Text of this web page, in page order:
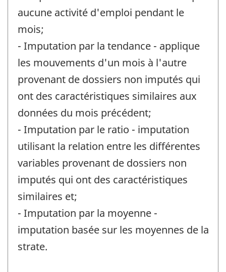
aucune activité d'emploi pendant le
mois;
- Imputation par la tendance - applique
les mouvements d'un mois à l'autre
provenant de dossiers non imputés qui
ont des caractéristiques similaires aux
données du mois précédent;
- Imputation par le ratio - imputation
utilisant la relation entre les différentes
variables provenant de dossiers non
imputés qui ont des caractéristiques
similaires et;
- Imputation par la moyenne -
imputation basée sur les moyennes de la
strate.